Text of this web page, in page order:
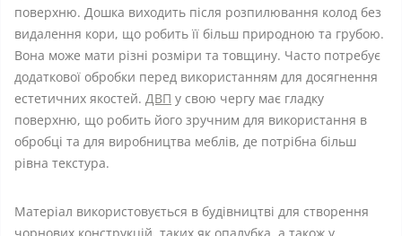
поверхню. Дошка виходить після розпилювання колод без
видалення кори, що робить її більш природною та грубою.
Вона може мати різні розміри та товщину. Часто потребує
додаткової обробки перед використанням для досягнення
естетичних якостей. ДВП у свою чергу має гладку
поверхню, що робить його зручним для використання в
обробці та для виробництва меблів, де потрібна більш
рівна текстура.
Матеріал використовується в будівництві для створення